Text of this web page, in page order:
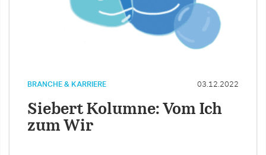
BRANCHE & KARRIERE 03.12.2022
Siebert Kolumne: Vom Ich
zum Wir